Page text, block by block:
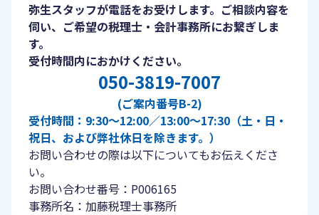
弥生スタッフが電話をお受けします。ご相談内容を
伺い、ご希望の税理士・会計事務所にお繋ぎしま
す。
受付時間内におかけください。
050-3819-7007
(ご案内番号B-2)
受付時間：9:30〜12:00／13:00〜17:30（土・日・
祝日、および弊社休日を除きます。）
お問い合わせの際は以下についてもお伝えくださ
い。
お問い合わせ番号：P006165
事務所名：加藤税理士事務所